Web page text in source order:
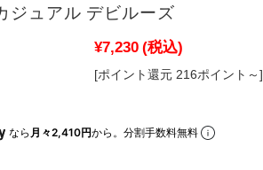
ジュアル デビルーズ
¥7,230 (税込)
[ポイント還元 216ポイント～]
なら 月々2,410円から。分割手数料無料